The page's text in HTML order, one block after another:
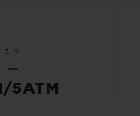
방수
5ATM